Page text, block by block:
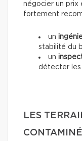
négocier un prix
fortement
un
stabilité du
un
détecter les
LES